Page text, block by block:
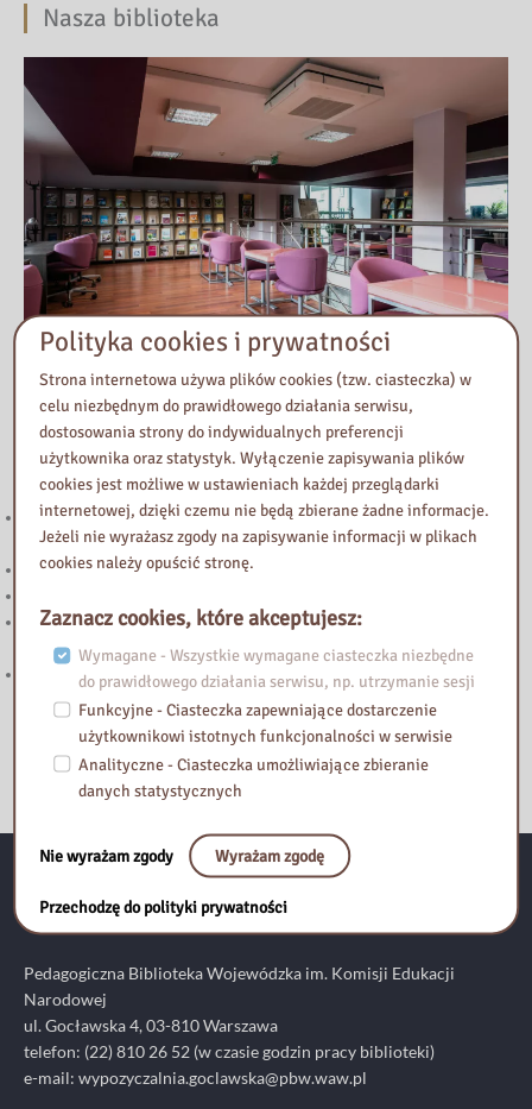
Nasza biblioteka
Przeczytaj
221. Kierunek STEAM: rozwój strefy multimedialnej w Bibliotece
Pedagogicznej w Żyrardowie
Powstanie Warszawskie 1944
„Halo! Tu Mazowsze” – podcast Samorządu Województwa
Mazowieckiego
Zapraszamy do lektury nowego wpisu na blogu Biblioteka Vintage!
Kontakt:
Pedagogiczna Biblioteka Wojewódzka im. Komisji Edukacji
Narodowej
ul. Gocławska 4, 03-810 Warszawa
telefon: (22) 810 26 52 (w czasie godzin pracy biblioteki)
e-mail: wypozyczalnia.goclawska@pbw.waw.pl
Polityka cookies i prywatności
Strona internetowa używa plików cookies (tzw. ciasteczka) w
celu niezbędnym do prawidłowego działania serwisu,
dostosowania strony do indywidualnych preferencji
użytkownika oraz statystyk. Wyłączenie zapisywania plików
cookies jest możliwe w ustawieniach każdej przeglądarki
internetowej, dzięki czemu nie będą zbierane żadne informacje.
Jeżeli nie wyrażasz zgody na zapisywanie informacji w plikach
cookies należy opuścić stronę.
Zaznacz cookies, które akceptujesz:
Wymagane - Wszystkie wymagane ciasteczka niezbędne
do prawidłowego działania serwisu, np. utrzymanie sesji
Funkcyjne - Ciasteczka zapewniające dostarczenie
użytkownikowi istotnych funkcjonalności w serwisie
Analityczne - Ciasteczka umożliwiające zbieranie
danych statystycznych
Nie wyrażam zgody Wyrażam zgodę
Przechodzę do polityki prywatności